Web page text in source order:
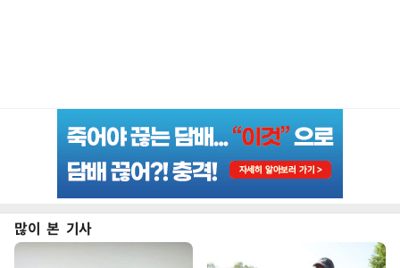
많이 본 기사